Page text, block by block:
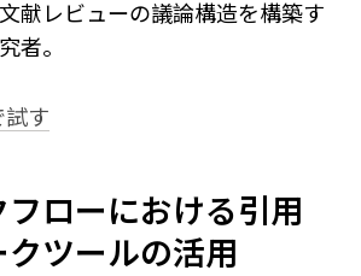
献レビューの議論構造を構築す
者。
試す
ローにおける引用
ツールの活用